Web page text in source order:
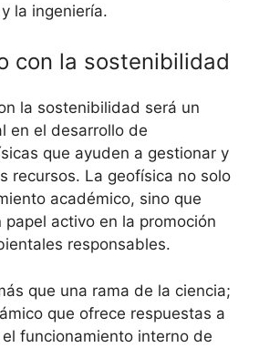
la ingeniería.
con la sostenibilidad
la sostenibilidad será un
en el desarrollo de
que ayuden a gestionar y
recursos. La geofísica no solo
académico, sino que
activo en la promoción
responsables.
que una rama de la ciencia;
que ofrece respuestas a
funcionamiento interno de